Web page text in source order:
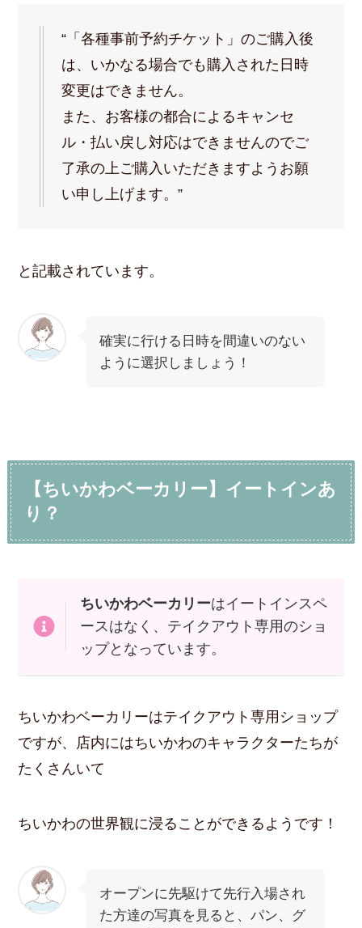
“「各種事前予約チケット」のご購入後
は、いかなる場合でも購入された日時
変更はできません。
また、お客様の都合によるキャンセ
ル・払い戻し対応はできませんのでご
了承の上ご購入いただきますようお願
い申し上げます。”
と記載されています。
確実に行ける日時を間違いのない
ように選択しましょう！
【ちいかわベーカリー】イートインあ
り？
ちいかわベーカリーはイートインスペ
ースはなく、テイクアウト専用のショ
ップとなっています。
ちいかわベーカリーはテイクアウト専用ショップ
ですが、店内にはちいかわのキャラクターたちが
たくさんいて
ちいかわの世界観に浸ることができるようです！
オープンに先駆けて先行入場され
た方達の写真を見ると、パン、グ